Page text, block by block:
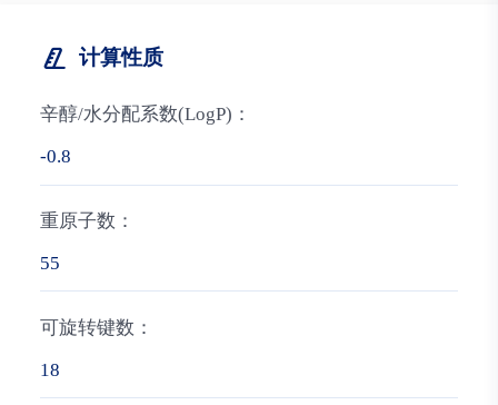
计算性质
辛醇/水分配系数(LogP)：
-0.8
重原子数：
55
可旋转键数：
18